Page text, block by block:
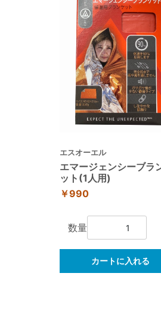
エスオーエル
エマージェンシーブラ
ット(1人用)
￥990
数量
カートに入れる